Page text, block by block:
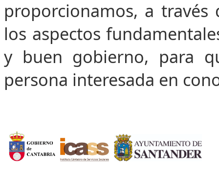
proporcionamos, a
los aspectos
y buen gobierno, para
persona interesada en